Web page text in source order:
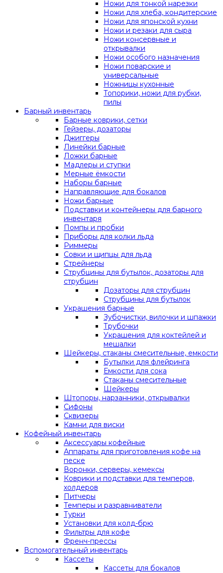
Ножи для тонкой нарезки
Ножи для хлеба, кондитерские
Ножи для японской кухни
Ножи и резаки для сыра
Ножи консервные и
открывалки
Ножи особого назначения
Ножи поварские и
универсальные
Ножницы кухонные
Топорики, ножи для рубки,
пилы
Барный инвентарь
Барные коврики, сетки
Гейзеры, дозаторы
Джиггеры
Линейки барные
Ложки барные
Мадлеры и ступки
Мерные ёмкости
Наборы барные
Направляющие для бокалов
Ножи барные
Подставки и контейнеры для барного
инвентаря
Помпы и пробки
Приборы для колки льда
Риммеры
Совки и щипцы для льда
Стрейнеры
Струбцины для бутылок, дозаторы для
струбцин
Дозаторы для струбцин
Струбцины для бутылок
Украшения барные
Зубочистки, вилочки и шпажки
Трубочки
Украшения для коктейлей и
мешалки
Шейкеры, стаканы смесительные, емкости
Бутылки для флейринга
Емкости для сока
Стаканы смесительные
Шейкеры
Штопоры, нарзанники, открывалки
Сифоны
Сквизеры
Камни для виски
Кофейный инвентарь
Аксессуары кофейные
Аппараты для приготовления кофе на
песке
Воронки, серверы, кемексы
Коврики и подставки для темперов,
холдеров
Питчеры
Темперы и разравниватели
Турки
Установки для колд-брю
Фильтры для кофе
Френч-прессы
Вспомогательный инвентарь
Кассеты
Кассеты для бокалов